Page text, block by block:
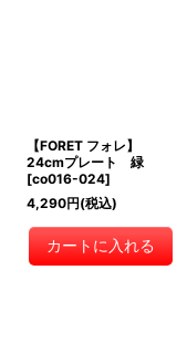
【FORET フォレ】
24cmプレート 緑
[co016-024]
4,290円(税込)
カートに入れる